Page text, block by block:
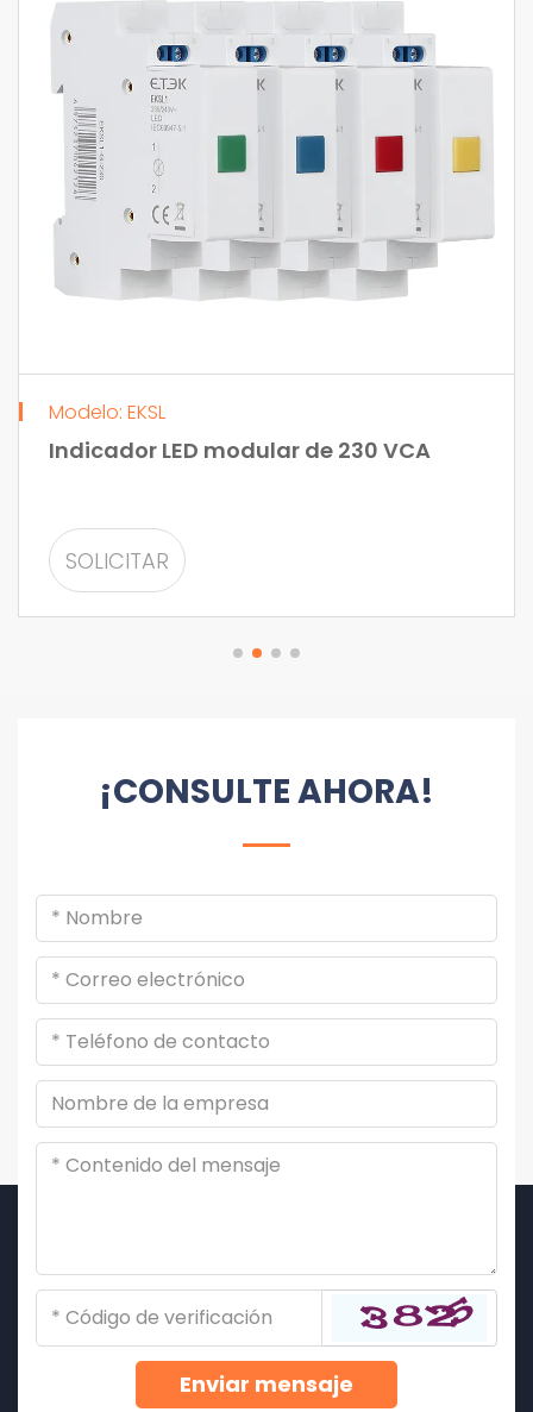
Modelo: EKSL
Indicador LED modular de 230 VCA
SOLICITAR
INFORMACIÓN
¡CONSULTE AHORA!
Enviar mensaje